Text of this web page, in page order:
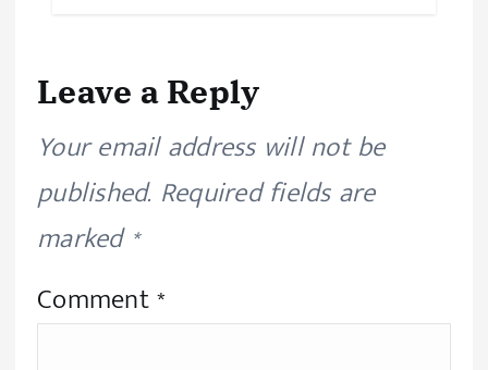
Leave a Reply
Your email address will not be
published. Required fields are
marked*
Comment*